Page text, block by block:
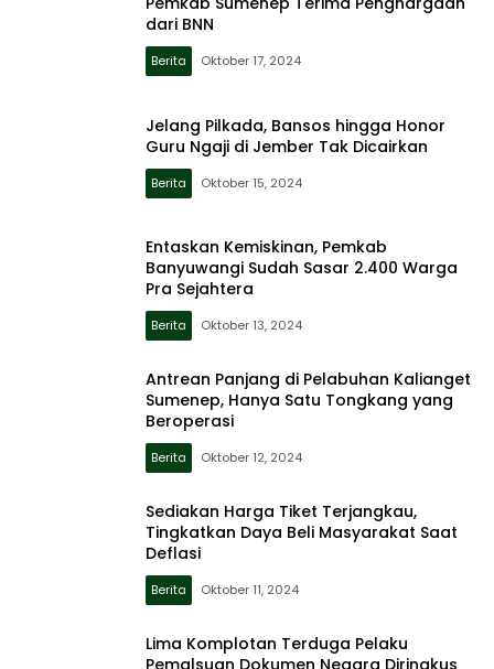
dari BNN
Berita Oktober 17, 2024
Jelang Pilkada, Bansos hingga Honor
Guru Ngaji di Jember Tak Dicairkan
Berita Oktober 15, 2024
Entaskan Kemiskinan, Pemkab
Banyuwangi Sudah Sasar 2.400 Warga
Pra Sejahtera
Berita Oktober 13, 2024
Antrean Panjang di Pelabuhan Kalianget
Sumenep, Hanya Satu Tongkang yang
Beroperasi
Berita Oktober 12, 2024
Sediakan Harga Tiket Terjangkau,
Tingkatkan Daya Beli Masyarakat Saat
Deflasi
Berita Oktober 11, 2024
Lima Komplotan Terduga Pelaku